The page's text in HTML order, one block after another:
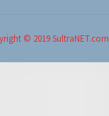
© 2019 SultraNET.com